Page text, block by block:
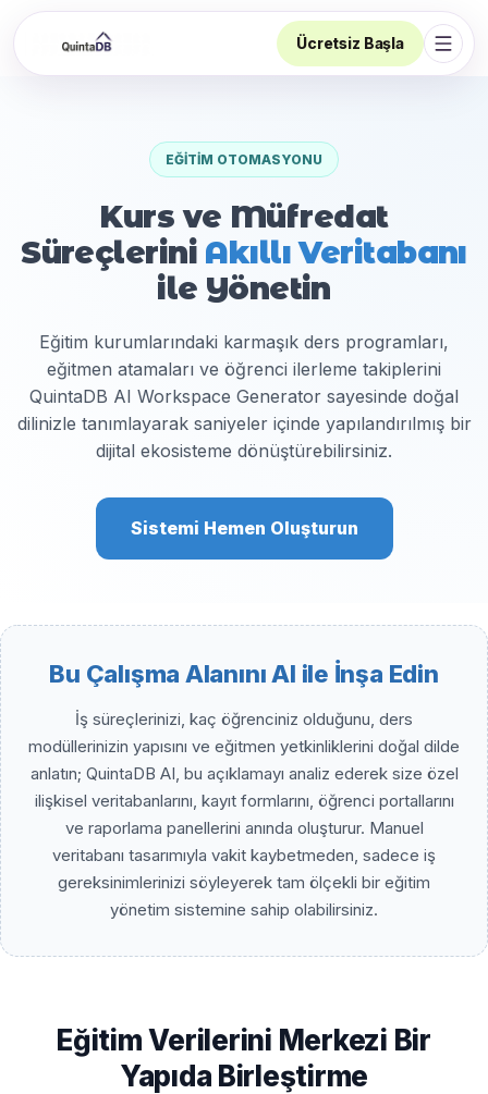
Ücretsiz Başla
EĞITIM OTOMASYONU
Kurs ve Müfredat
Süreçlerini Akıllı Veritabanı
ile Yönetin
Eğitim kurumlarındaki karmaşık ders programları,
eğitmen atamaları ve öğrenci ilerleme takiplerini
QuintaDB AI Workspace Generator sayesinde doğal
dilinizle tanımlayarak saniyeler içinde yapılandırılmış bir
dijital ekosisteme dönüştürebilirsiniz.
Sistemi Hemen Oluşturun
Bu Çalışma Alanını AI ile İnşa Edin
İş süreçlerinizi, kaç öğrenciniz olduğunu, ders
modüllerinizin yapısını ve eğitmen yetkinliklerini doğal dilde
anlatın; QuintaDB AI, bu açıklamayı analiz ederek size özel
ilişkisel veritabanlarını, kayıt formlarını, öğrenci portallarını
ve raporlama panellerini anında oluşturur. Manuel
veritabanı tasarımıyla vakit kaybetmeden, sadece iş
gereksinimlerinizi söyleyerek tam ölçekli bir eğitim
yönetim sistemine sahip olabilirsiniz.
Eğitim Verilerini Merkezi Bir
Yapıda Birleştirme